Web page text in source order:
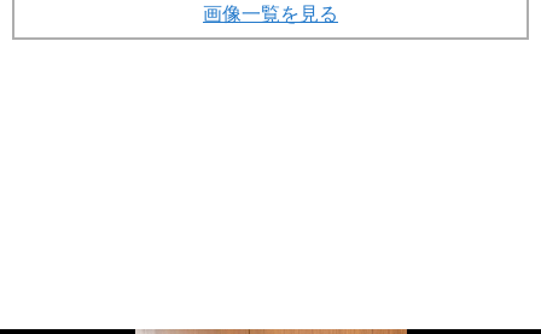
画像一覧を見る